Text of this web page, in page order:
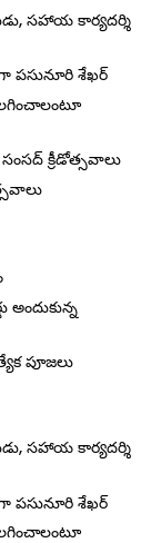
సహాయ కార్యదర్శి
పసునూరి శేఖర్
క్రీడోత్సవాలు
పూజలు
సహాయ కార్యదర్శి
పసునూరి శేఖర్